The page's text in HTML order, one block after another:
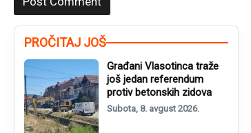
PROČITAJ JOŠ
Građani Vlasotinca traže
još jedan referendum
protiv betonskih zidova
Subota, 8. avgust 2026.